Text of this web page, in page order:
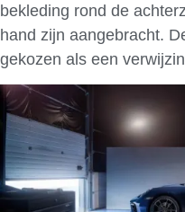
bekleding rond de
hand zijn aangebracht.
gekozen als een